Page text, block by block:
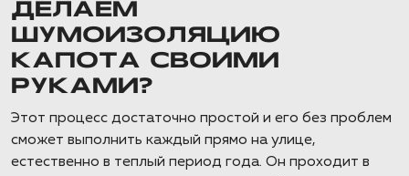
ДЕЛАЕМ
ШУМОИЗОЛЯЦИЮ
КАПОТА СВОИМИ
РУКАМИ?
Этот процесс достаточно простой и его без проблем
сможет выполнить каждый прямо на улице,
естественно в теплый период года. Он проходит в